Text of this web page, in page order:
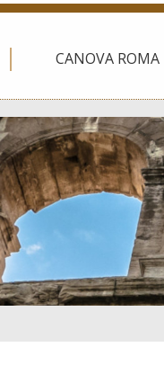
CANOVA ROMA